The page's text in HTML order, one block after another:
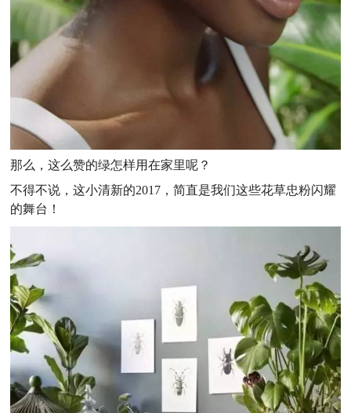
那么，这么赞的绿怎样用在家里呢？
不得不说，这小清新的2017，简直是我们这些花草忠粉闪耀
的舞台！